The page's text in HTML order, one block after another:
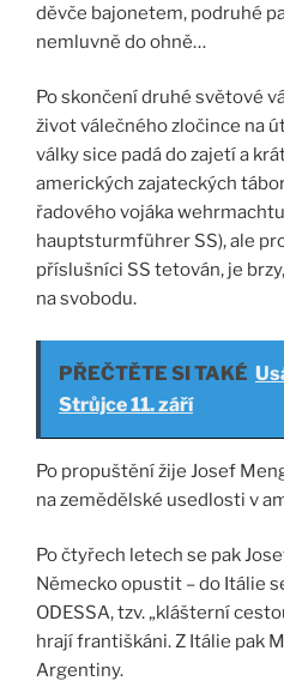
děvče bajonetem, podruhé
nemluvně do ohně…
Po skončení druhé světové
život válečného zločince na
války sice padá do zajetí a
amerických zajateckých
řadového vojáka
hauptsturmführer SS), ale
příslušníci SS tetován, je
na svobodu.
PŘEČTĚTE SI TAKÉ
Strůjce 11. září
Po propuštění žije Josef
na zemědělské usedlosti v
Po čtyřech letech se pak
Německo opustit – do Itálie
ODESSA, tzv. „klášterní
hrají františkáni. Z Itálie pak
Argentiny.